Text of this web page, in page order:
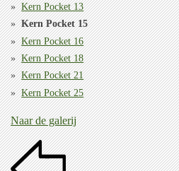
Kern Pocket 13
Kern Pocket 15
Kern Pocket 16
Kern Pocket 18
Kern Pocket 21
Kern Pocket 25
Naar de galerij